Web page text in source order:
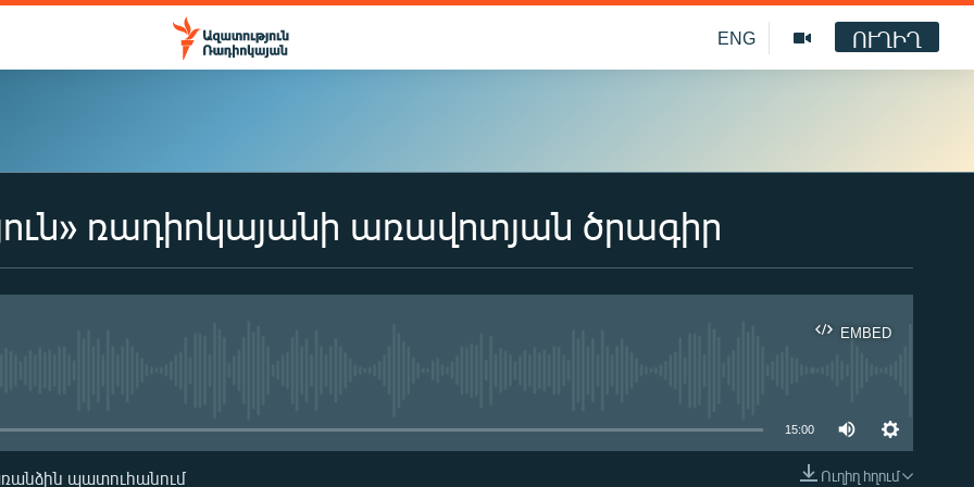
ENG ՈՒՂԻՂ
ռադիոկայանի առավոտյան ծրագիր
EMBED
15:00
Ուղիղ հղում
պատուհանում